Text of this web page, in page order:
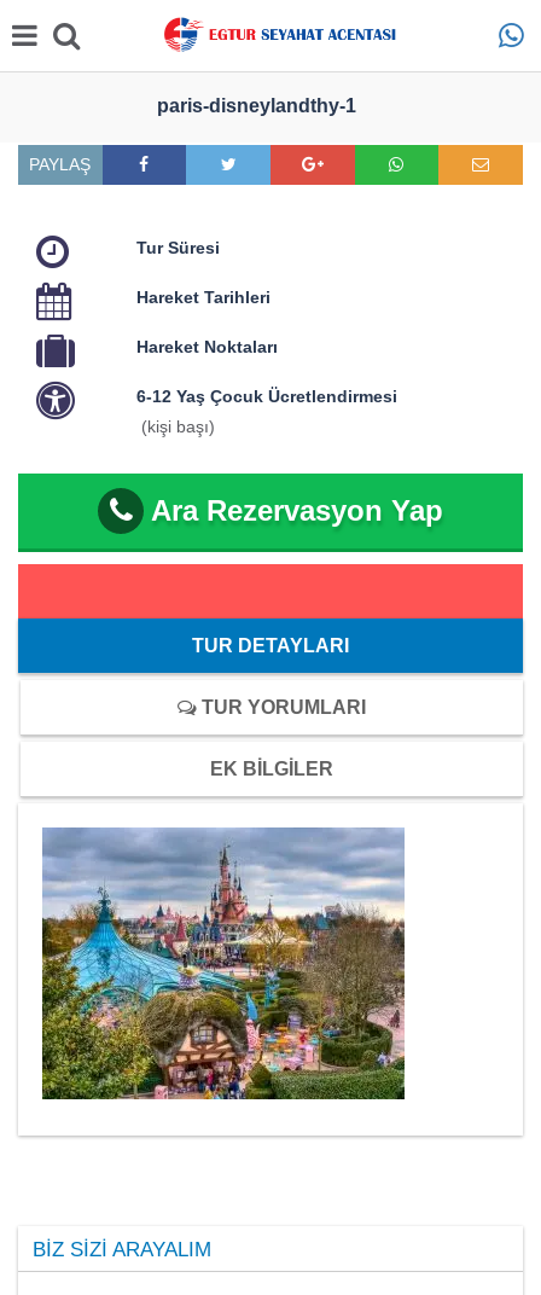
paris-disneylandthy-1
PAYLAŞ
Tur Süresi
Hareket Tarihleri
Hareket Noktaları
6-12 Yaş Çocuk Ücretlendirmesi
(kişi başı)
Ara Rezervasyon Yap
TUR DETAYLARI
TUR YORUMLARI
EK BİLGİLER
BIZ SIZI ARAYALIM